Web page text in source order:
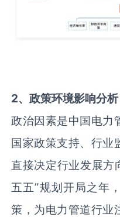
2、政策环境影响分析
政治因素是中国电力
国家政策支持、行业
直接决定行业发展
五五”规划开局之年
策，为电力管道行业